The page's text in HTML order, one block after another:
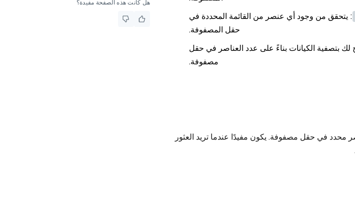
: يتحقق من وجود أي عنصر من القائمة المحددة في
حقل المصفوفة.
بتصفية الكيانات بناءً على عدد العناصر في حقل
مصفوفة.
محدد في حقل مصفوفة. يكون مفيدًا عندما تريد العثور
هل كانت هذه الصفحة مفيدة؟